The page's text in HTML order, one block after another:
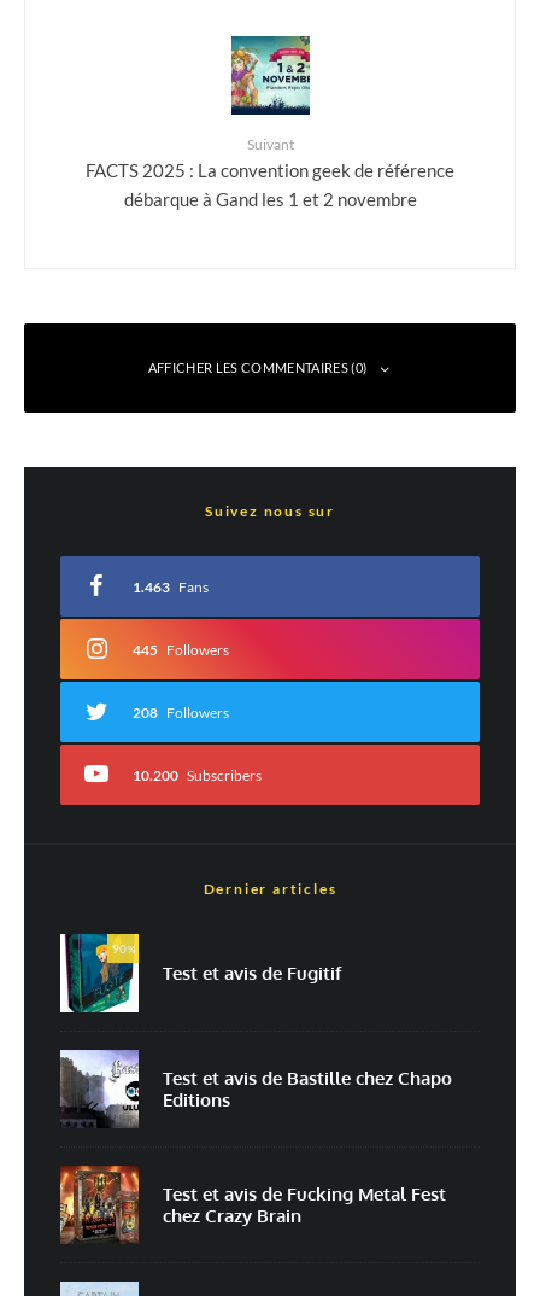
Suivant
FACTS 2025 : La convention geek de référence
débarque à Gand les 1 et 2 novembre
AFFICHER LES COMMENTAIRES (0)
*
Commentaire*
*
Enregistrer mon nom, mon e-mail et mon site dans le navigateur pour
mon prochain commentaire.
Prévenez-moi de tous les nouveaux commentaires par e-mail.
Prévenez-moi de tous les nouveaux articles par e-mail.
Suivez nous sur
1.463 Fans
445 Followers
208 Followers
10.200 Subscribers
Dernier articles
90%
Test et avis de Fugitif
Test et avis de Bastille chez Chapo
Editions
Test et avis de Fucking Metal Fest
chez Crazy Brain